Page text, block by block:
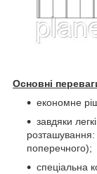
Основні
економне
завдяки
розташування:
поперечного);
спеціальна